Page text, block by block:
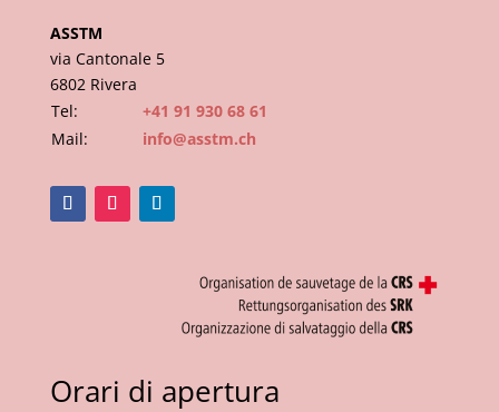
ASSTM
via Cantonale 5
6802 Rivera
Tel:
+41 91 930 68 61
Mail:
info@asstm.ch
Orari di apertura